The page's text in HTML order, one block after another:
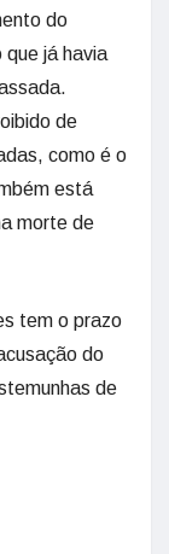
do
que já havia
de
como é o
está
morte de
tem o prazo
do
de